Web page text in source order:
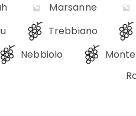
Marsanne
Trebbiano
Nebbiolo